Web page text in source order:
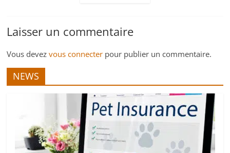
Laisser un commentaire
Vous devezvous connecter pour publier un commentaire.
NEWS